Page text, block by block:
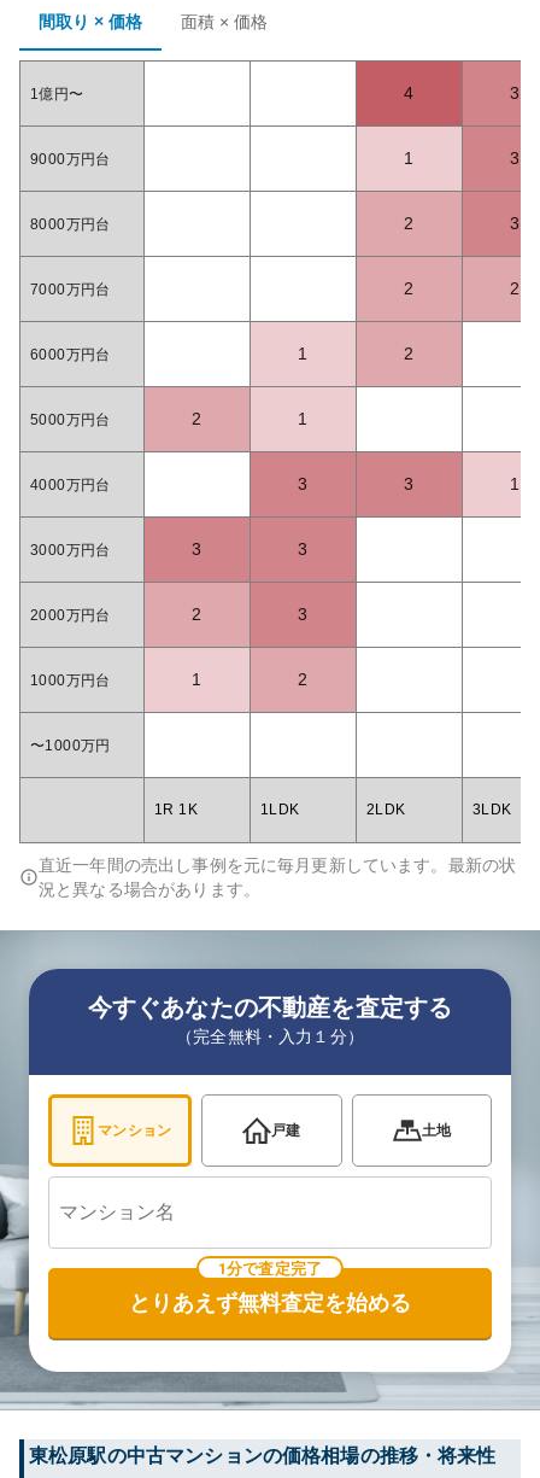
間取り × 価格 面積 × 価格
1億円〜 4 3
9000万円台 1 3
8000万円台 2 3
7000万円台 2 2
6000万円台 1 2
5000万円台 2 1
4000万円台 3 3 1
3000万円台 3 3
2000万円台 2 3
1000万円台 1 2
〜1000万円
1R 1K 1LDK 2LDK 3LDK
直近一年間の売出し事例を元に毎月更新しています。最新の状
況と異なる場合があります。
今すぐあなたの不動産を査定する
（完全無料・入力１分）
マンション 戸建 土地
1分で査定完了
とりあえず無料査定を始める
東松原駅の中古マンションの価格相場の推移・将来性